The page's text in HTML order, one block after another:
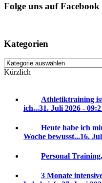
Folge uns auf Facebook
Kategorien
Kategorien
Kürzlich
Athletiktraining
ich...31. Juli 2026 -
Heute habe ich
Woche bewusst...16.
Personal
3 Monate